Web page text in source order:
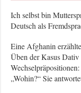
Ich selbst bin
Deutsch als
Eine Afghanin
Üben der Kasus
„Wohin?“ Sie